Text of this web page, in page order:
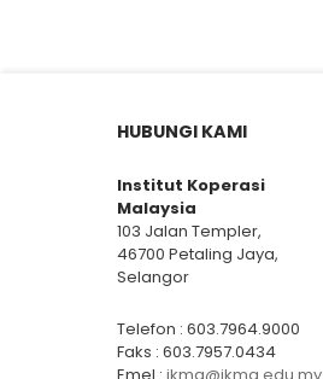
HUBUNGI KAMI
Institut Koperasi
Malaysia
103 Jalan Templer,
46700 Petaling Jaya,
Selangor
Telefon : 603.7964.9000
Faks : 603.7957.0434